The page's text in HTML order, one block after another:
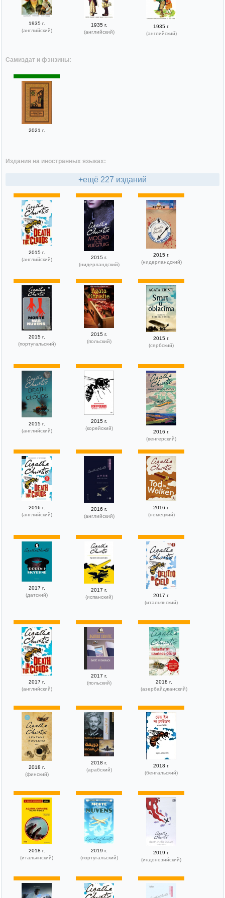
1935 г.
(английский)
1935 г.
(английский)
1935 г.
(английский)
Самиздат и фэнзины:
2021 г.
Издания на иностранных языках:
+ещё 227 изданий
2015 г.
(английский)
2015 г.
(нидерландский)
2015 г.
(нидерландский)
2015 г.
(португальский)
2015 г.
(польский)
2015 г.
(сербский)
2015 г.
(английский)
2015 г.
(корейский)
2016 г.
(венгерский)
2016 г.
(английский)
2016 г.
(английский)
2016 г.
(немецкий)
2017 г.
(датский)
2017 г.
(испанский)
2017 г.
(итальянский)
2017 г.
(английский)
2017 г.
(польский)
2018 г.
(азербайджанский)
2018 г.
(финский)
2018 г.
(арабский)
2018 г.
(бенгальский)
2018 г.
(итальянский)
2019 г.
(португальский)
2019 г.
(индонезийский)